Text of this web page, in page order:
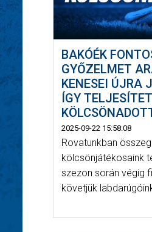
BAKÓÉK
GYŐZELMET
KENESEI ÚJRA
ÍGY
2025-09-22 15:58:08
Rovatunkban
kölcsönjátékosaink
szezon során végig
követjük